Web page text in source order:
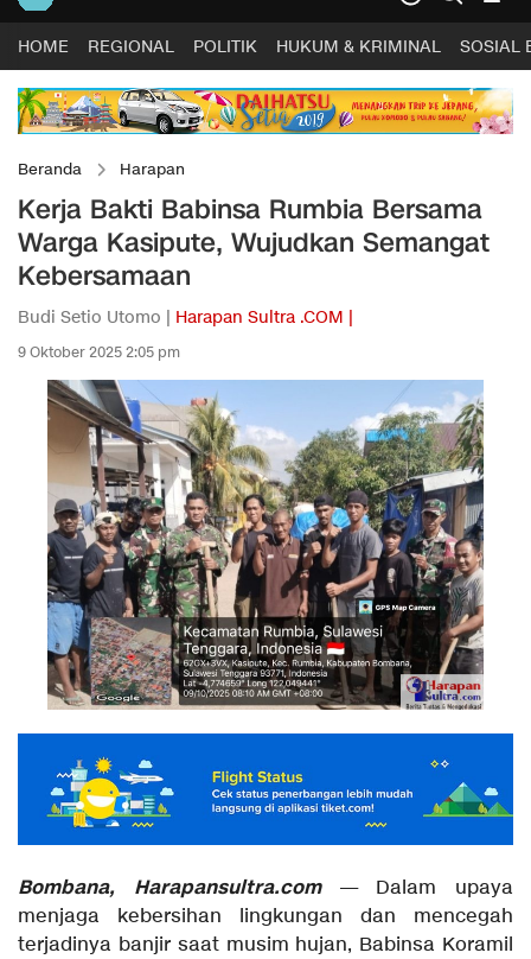
HOME REGIONAL POLITIK HUKUM & KRIMINAL SOSIAL
Beranda Harapan
Kerja Bakti Babinsa Rumbia Bersama
Warga Kasipute, Wujudkan Semangat
Kebersamaan
Budi Setio Utomo | Harapan Sultra .COM |
9 Oktober 2025 2:05 pm
Bombana, Harapansultra.com— Dalam upaya
menjaga kebersihan lingkungan dan mencegah
terjadinya banjir saat musim hujan, Babinsa Koramil